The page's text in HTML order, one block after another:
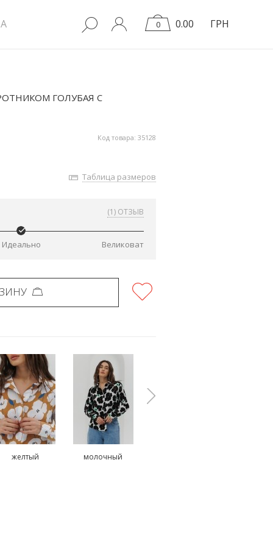
0 0.00 ГРН
ГОЛУБАЯ С
Код товара: 35128
Таблица размеров
(1) ОТЗЫВ
Идеально Великоват
желтый молочный